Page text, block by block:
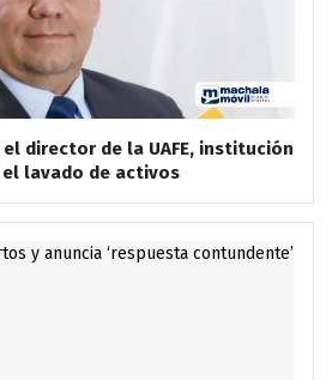
el director de la UAFE, institución
lavado de activos